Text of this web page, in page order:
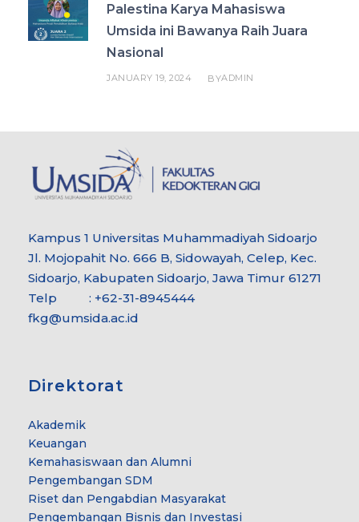
Palestina Karya Mahasiswa
Umsida ini Bawanya Raih Juara
Nasional
JANUARY 19, 2024 BYADMIN
Kampus 1 Universitas Muhammadiyah Sidoarjo
Jl. Mojopahit No. 666 B, Sidowayah, Celep, Kec.
Sidoarjo, Kabupaten Sidoarjo, Jawa Timur 61271
Telp : +62-31-8945444
fkg@umsida.ac.id
Direktorat
Akademik
Keuangan
Kemahasiswaan dan Alumni
Pengembangan SDM
Riset dan Pengabdian Masyarakat
Pengembangan Bisnis dan Investasi